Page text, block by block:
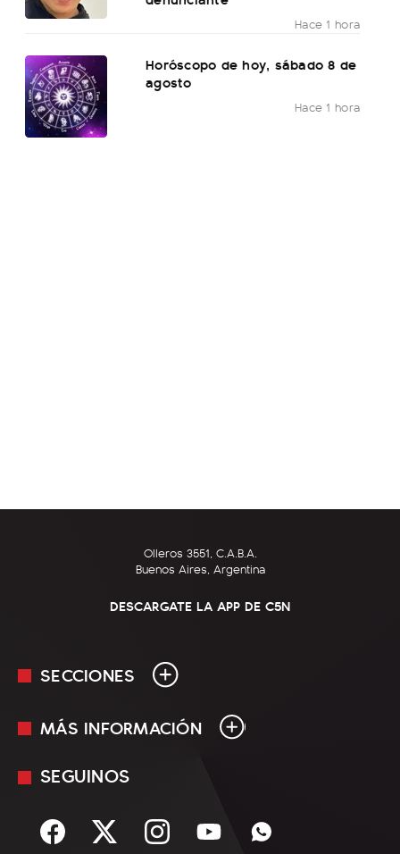
Hace 1 hora
Horóscopo de hoy, sábado 8 de
agosto
Hace 1 hora
Olleros 3551, C.A.B.A.
Buenos Aires, Argentina
DESCARGATE LA APP DE C5N
SECCIONES
En Vivo
Sociedad
MÁS INFORMACIÓN
Mediakit
Términos y condiciones
SEGUINOS